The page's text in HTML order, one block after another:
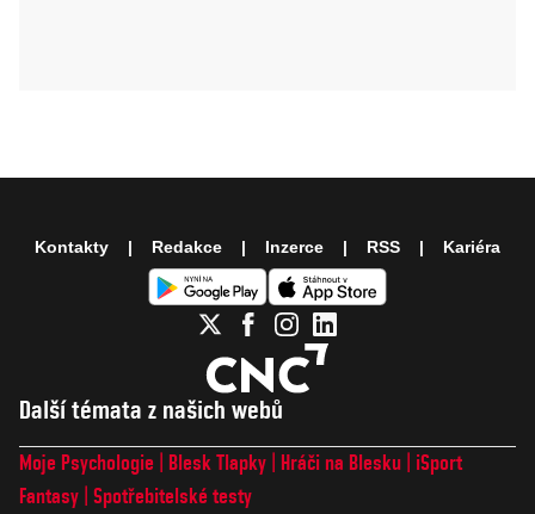
Další témata z našich webů
Moje Psychologie Blesk Tlapky Hráči na Blesku
iSport
Fantasy Spotřebitelské testy
Kontakty Redakce Inzerce RSS Kariéra